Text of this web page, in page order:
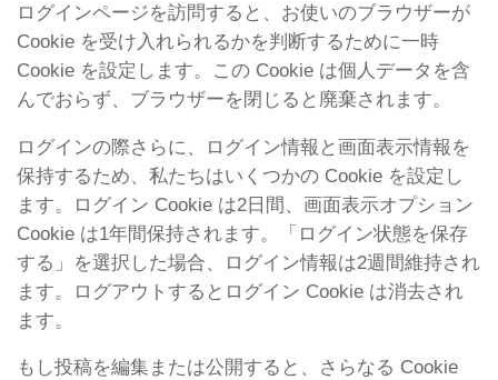
ログインページを訪問すると、お使いのブラウザーが
Cookie を受け入れられるかを判断するために一時
Cookie を設定します。この Cookie は個人データを含
んでおらず、ブラウザーを閉じると廃棄されます。
ログインの際さらに、ログイン情報と画面表示情報を
保持するため、私たちはいくつかの Cookie を設定し
ます。ログイン Cookie は2日間、画面表示オプション
Cookie は1年間保持されます。「ログイン状態を保存
する」を選択した場合、ログイン情報は2週間維持され
ます。ログアウトするとログイン Cookie は消去され
ます。
もし投稿を編集または公開すると、さらなる Cookie